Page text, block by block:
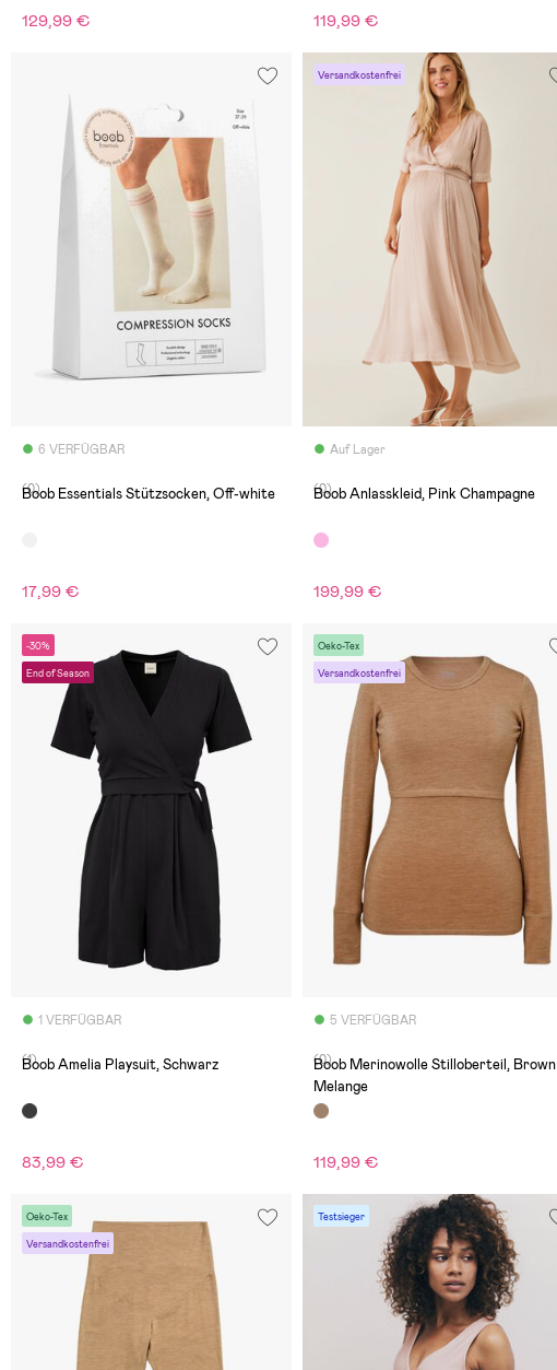
129,99 € 119,99 €
6 VERFÜGBAR
(0)
Boob Essentials Stützsocken, Off-white
17,99 €
Versandkostenfrei
Auf Lager
(0)
Boob Anlasskleid, Pink Champagne
199,99 €
-30%
End of Season
1 VERFÜGBAR
(1)
Boob Amelia Playsuit, Schwarz
83,99 €
Oeko-Tex
Versandkostenfrei
5 VERFÜGBAR
(0)
Boob Merinowolle Stilloberteil, Brown
Melange
119,99 €
Oeko-Tex
Versandkostenfrei
Testsieger